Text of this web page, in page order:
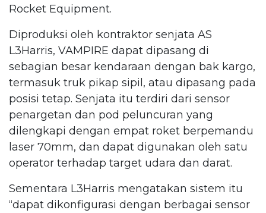
Rocket Equipment.
Diproduksi oleh kontraktor senjata AS
L3Harris, VAMPIRE dapat dipasang di
sebagian besar kendaraan dengan bak kargo,
termasuk truk pikap sipil, atau dipasang pada
posisi tetap. Senjata itu terdiri dari sensor
penargetan dan pod peluncuran yang
dilengkapi dengan empat roket berpemandu
laser 70mm, dan dapat digunakan oleh satu
operator terhadap target udara dan darat.
Sementara L3Harris mengatakan sistem itu
“dapat dikonfigurasi dengan berbagai sensor